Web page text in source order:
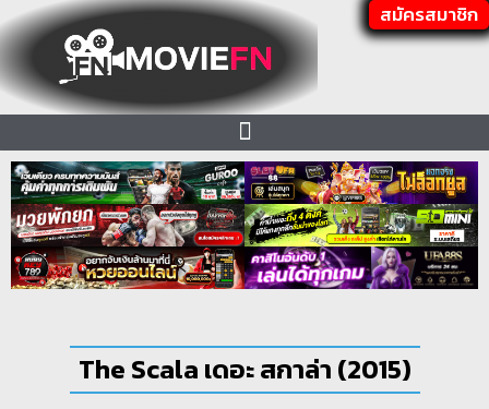
สมัครสมาชิก
The Scala เดอะ สกาล่า (2015)